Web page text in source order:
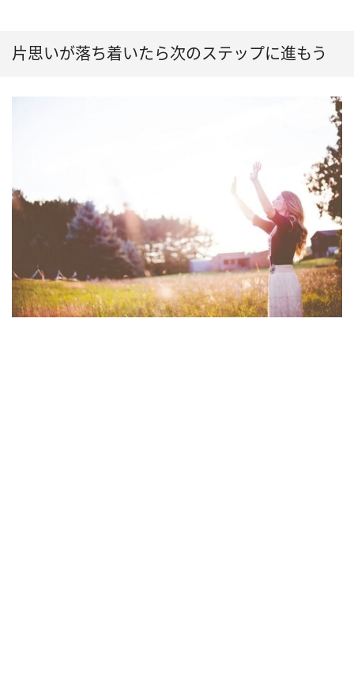
片思いが落ち着いたら次のステップに進もう